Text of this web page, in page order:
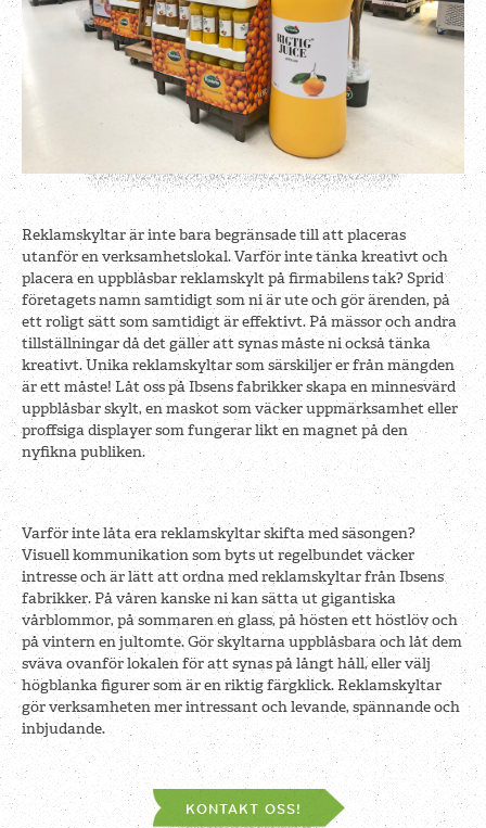
Reklamskyltar är inte bara begränsade till att placeras
utanför en verksamhetslokal. Varför inte tänka kreativt och
placera en uppblåsbar reklamskylt på firmabilens tak? Sprid
företagets namn samtidigt som ni är ute och gör ärenden, på
ett roligt sätt som samtidigt är effektivt. På mässor och andra
tillställningar då det gäller att synas måste ni också tänka
kreativt. Unika reklamskyltar som särskiljer er från mängden
är ett måste! Låt oss på Ibsens fabrikker skapa en minnesvärd
uppblåsbar skylt, en maskot som väcker uppmärksamhet eller
proffsiga displayer som fungerar likt en magnet på den
nyfikna publiken.
Varför inte låta era reklamskyltar skifta med säsongen?
Visuell kommunikation som byts ut regelbundet väcker
intresse och är lätt att ordna med reklamskyltar från Ibsens
fabrikker. På våren kanske ni kan sätta ut gigantiska
vårblommor, på sommaren en glass, på hösten ett höstlöv och
på vintern en jultomte. Gör skyltarna uppblåsbara och låt dem
sväva ovanför lokalen för att synas på långt håll, eller välj
högblanka figurer som är en riktig färgklick. Reklamskyltar
gör verksamheten mer intressant och levande, spännande och
inbjudande.
KONTAKT OSS!